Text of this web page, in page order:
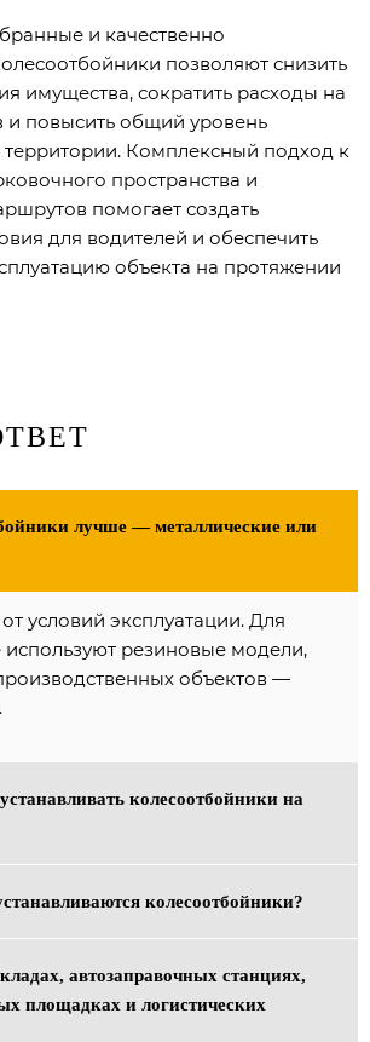
и качественно
позволяют снизить
имущества, сократить расходы на
и повысить общий уровень
территории. Комплексный подход к
пространства и
помогает создать
для водителей и обеспечить
объекта на протяжении
лучше — металлические или
условий эксплуатации. Для
резиновые модели,
объектов —
колесоотбойники на
колесоотбойники?
автозаправочных станциях,
площадках и логистических